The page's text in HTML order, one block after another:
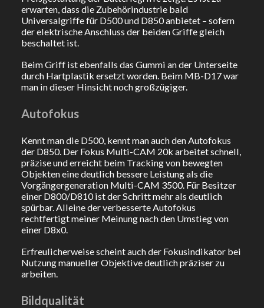
erwarten, dass die Zubehörindustrie bald
Universalgriffe für D500 und D850 anbietet – sofern
der elektrische Anschluss der beiden Griffe gleich
beschaltet ist.
Beim Griff ist ebenfalls das Gummi an der Unterseite
durch Hartplastik ersetzt worden. Beim MB-D17 war
man in dieser Hinsicht noch großzügiger.
Autofokus
Kennt man die D500, kennt man auch den Autofokus
der D850. Der Fokus Multi-CAM 20k arbeitet schnell,
präzise und erreicht beim Tracking von bewegten
Objekten eine deutlich bessere Leistung als die
Vorgängergeneration Multi-CAM 3500. Für Besitzer
einer D800/D810 ist der Schritt mehr als deutlich
spürbar. Alleine der verbesserte Autofokus
rechtfertigt meiner Meinung nach den Umstieg von
einer D8x0.
Erfreulicherweise scheint auch der Fokusindikator bei
Nutzung manueller Objektive deutlich präziser zu
arbeiten.
Bildqualität